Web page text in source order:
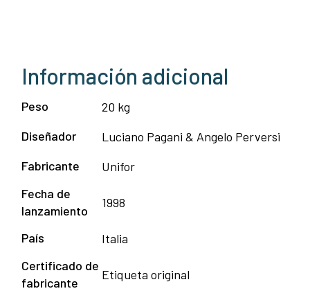
Información adicional
Peso
20 kg
Diseñador
Luciano Pagani & Angelo Perversi
Fabricante
Unifor
Fecha de
lanzamiento
1998
País
Italia
Certificado de
fabricante
Etiqueta original